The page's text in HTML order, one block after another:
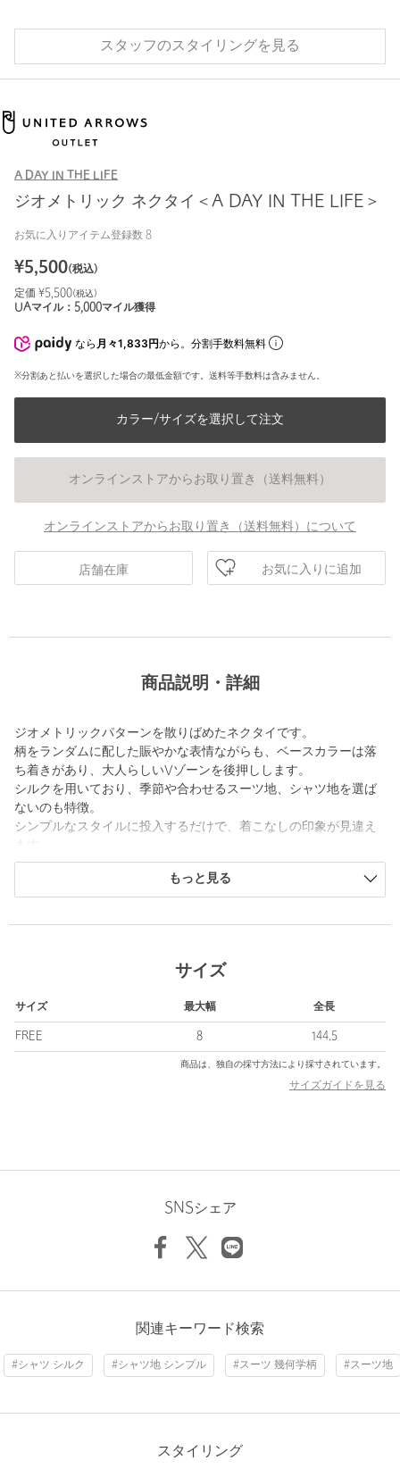
スタッフのスタイリングを見る
A DAY IN THE LIFE
ジオメトリック ネクタイ＜A DAY IN THE LIFE＞
お気に入りアイテム登録数 8
¥5,500(税込)
定価 ¥5,500(税込)
UAマイル： 5,000マイル獲得
なら 月々1,833円から。分割手数料無料
※分割あと払いを選択した場合の最低金額です。送料等手数料は含みません。
カラー/サイズを選択して注文
オンラインストアからお取り置き（送料無料）
オンラインストアからお取り置き（送料無料）について
店舗在庫 お気に入りに追加
商品説明・詳細
ジオメトリックパターンを散りばめたネクタイです。
柄をランダムに配した賑やかな表情ながらも、ベースカラーは落
ち着きがあり、大人らしいVゾーンを後押しします。
シルクを用いており、季節や合わせるスーツ地、シャツ地を選ば
ないのも特徴。
シンプルなスタイルに投入するだけで、着こなしの印象が見違え
ます。
※商品に「取り扱い上の注意書き」、「洗濯表示」がございます
※2026SS商品
店舗へお問い合わせの際は、全国のUNITED ARROWS OUTLET
各店舗まで下記の品名/品番をお申し付けください。
品名：AX 8.0 GMTRC 品番：61346000070
一日を大切にしている、暮らし上手な人達に思いをこめて、じっ
＜A DAY IN THE LIFE＞の商品におきましては、ユナイテッドア
ております。
オンラインストアとアウトレット店舗でお買い上げの場合、下記
のとおり、ご案内が異なります。
※セール品につきましては、返品不可となります旨、ご了承くだ
もっと見る
サイズ
サイズ 最大幅 全長
FREE 8 144.5
商品は、独自の採寸方法により採寸されています。
サイズガイドを見る
SNSシェア
関連キーワード検索
#シャツ シルク #シャツ地 シンプル #スーツ 幾何学柄 #スーツ地
スタイリング